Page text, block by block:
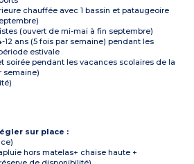
chauffée avec 1 bassin et pataugeoire
(ouvert de mi-mai à fin septembre)
ans (5 fois par semaine) pendant les
estivale
soirée pendant les vacances scolaires de la
semaine)
sur place :
hors matelas+ chaise haute +